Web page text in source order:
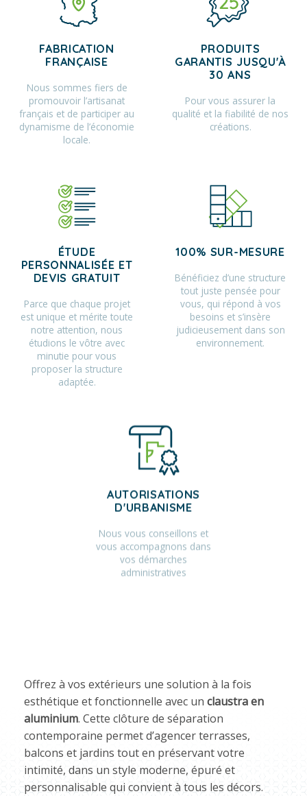
FABRICATION
FRANÇAISE
Nous sommes fiers de
promouvoir l’artisanat
français et de participer au
dynamisme de l’économie
locale.
PRODUITS
GARANTIS JUSQU'À
30 ANS
Pour vous assurer la
qualité et la fiabilité de nos
créations.
ÉTUDE
PERSONNALISÉE ET
DEVIS GRATUIT
Parce que chaque projet
est unique et mérite toute
notre attention, nous
étudions le vôtre avec
minutie pour vous
proposer la structure
adaptée.
100% SUR-MESURE
Bénéficiez d’une structure
tout juste pensée pour
vous, qui répond à vos
besoins et s’insère
judicieusement dans son
environnement.
AUTORISATIONS
D'URBANISME
Nous vous conseillons et
vous accompagnons dans
vos démarches
administratives
Offrez à vos extérieurs une solution à la fois
esthétique et fonctionnelle avec un claustra en
aluminium. Cette clôture de séparation
contemporaine permet d’agencer terrasses,
balcons et jardins tout en préservant votre
intimité, dans un style moderne, épuré et
personnalisable qui convient à tous les décors.